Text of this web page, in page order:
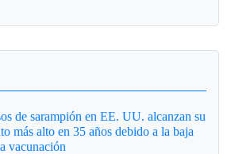
de sarampión en EE. UU. alcanzan su
más alto en 35 años debido a la baja
vacunación